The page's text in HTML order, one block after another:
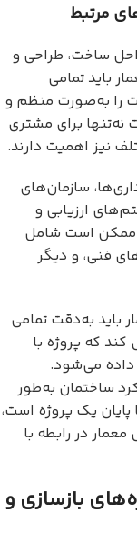
ساخت، طراحی و
باید تمامی
را به‌صورت منظم و
برای مشتری
نیز اهمیت دارند.
سازمان‌های
ارزیابی و
ممکن است شامل
فنی، و دیگر
باید به‌دقت تمامی
که پروژه با
می‌شود.
ساختمان به‌طور
یک پروژه است،
در رابطه با
بازسازی و